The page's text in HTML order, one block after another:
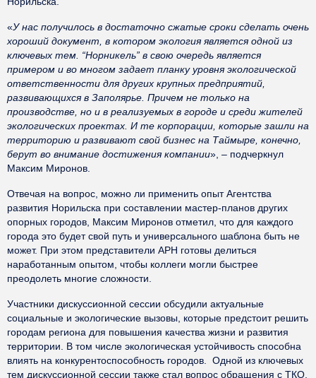
«У нас получилось в достаточно сжатые сроки сделать очень
хороший документ, в котором экология является одной из
ключевых тем. “Норникель” в свою очередь является
примером и во многом задает планку уровня экологической
ответственности для других крупных предприятий,
развивающихся в Заполярье. Причем не только на
производстве, но и в реализуемых в городе и среди жителей
экологических проектах. И те корпорации, которые зашли на
территорию и развивают свой бизнес на Таймыре, конечно,
берут во внимание достижения компании», – подчеркнул
Максим Миронов.
Отвечая на вопрос, можно ли применить опыт Агентства
развития Норильска при составлении мастер-планов других
опорных городов, Максим Миронов отметил, что для каждого
города это будет свой путь и универсального шаблона быть не
может. При этом представители АРН готовы делиться
наработанным опытом, чтобы коллеги могли быстрее
преодолеть многие сложности.
Участники дискуссионной сессии обсудили актуальные
социальные и экологические вызовы, которые предстоит решить
городам региона для повышения качества жизни и развития
территории. В том числе экологическая устойчивость способна
влиять на конкурентоспособность городов. Одной из ключевых
тем дискуссионной сессии также стал вопрос обращения с ТКО.